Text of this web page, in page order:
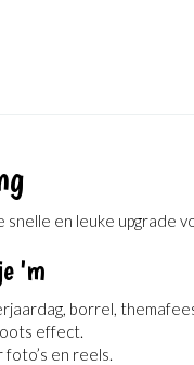
snelle en leuke upgrade
'm
borrel,
effect.
en reels.